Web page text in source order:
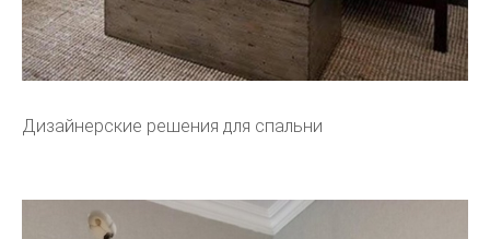
Дизайнерские решения для спальни